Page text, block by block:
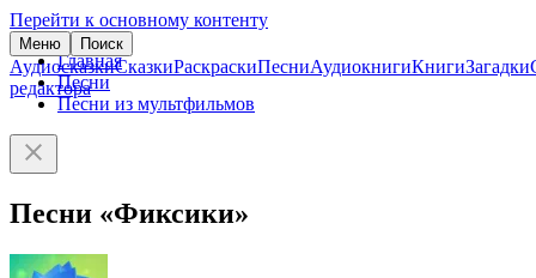
Перейти к основному контенту
Меню Поиск
АудиосказкиСказкиРаскраскиПесниАудиокнигиКнигиЗагадки
редактора
Главная
Песни
Песни из мультфильмов
Песни «Фиксики»